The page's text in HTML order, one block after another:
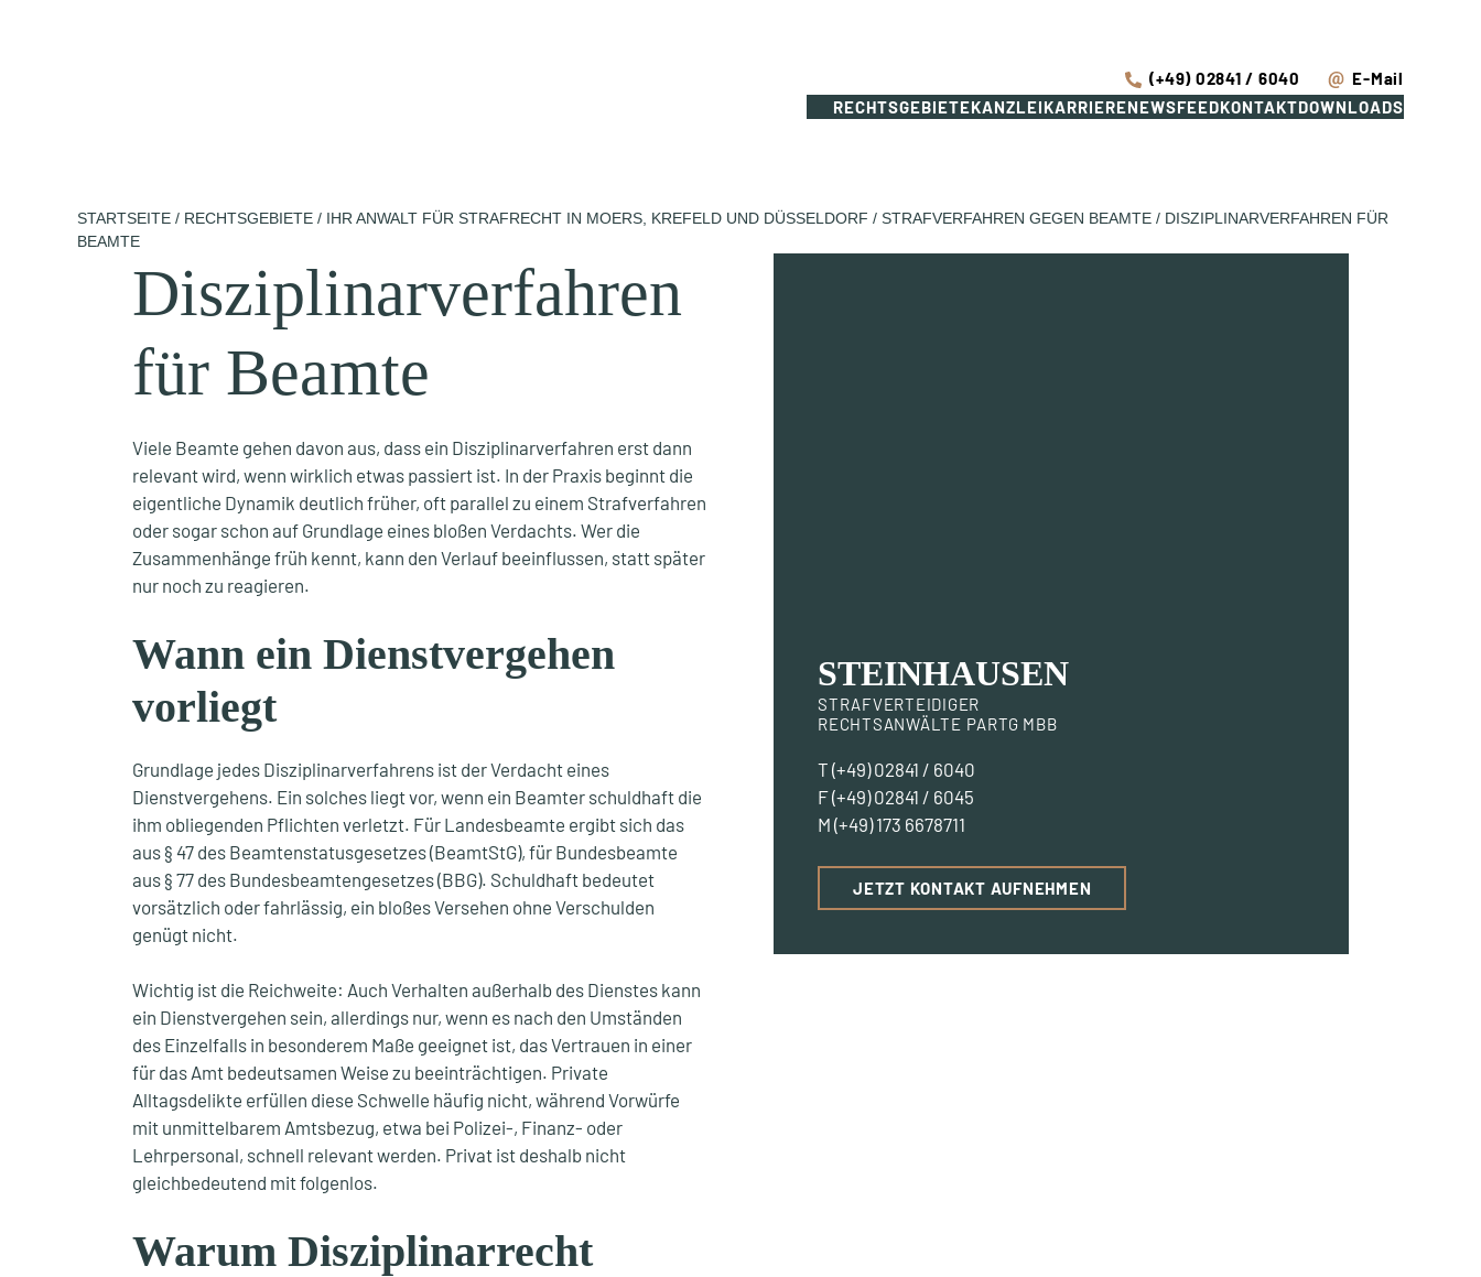
(+49) 02841 / 6040
E-Mail
RECHTSGEBIETEKANZLEIKARRIERENEWSFEEDKONTAKTDOWNLOADS
STARTSEITE / RECHTSGEBIETE / IHR ANWALT FÜR STRAFRECHT IN MOERS, KREFELD UND DÜSSELDORF / STRAFVERFAHREN GEGEN BEAMTE / DISZIPLINARVERFAHREN FÜR
BEAMTE
Disziplinarverfahren
für Beamte
Viele Beamte gehen davon aus, dass ein Disziplinarverfahren erst dann
relevant wird, wenn wirklich etwas passiert ist. In der Praxis beginnt die
eigentliche Dynamik deutlich früher, oft parallel zu einem Strafverfahren
oder sogar schon auf Grundlage eines bloßen Verdachts. Wer die
Zusammenhänge früh kennt, kann den Verlauf beeinflussen, statt später
nur noch zu reagieren.
Wann ein Dienstvergehen
vorliegt
Grundlage jedes Disziplinarverfahrens ist der Verdacht eines
Dienstvergehens. Ein solches liegt vor, wenn ein Beamter schuldhaft die
ihm obliegenden Pflichten verletzt. Für Landesbeamte ergibt sich das
aus § 47 des Beamtenstatusgesetzes (BeamtStG), für Bundesbeamte
aus § 77 des Bundesbeamtengesetzes (BBG). Schuldhaft bedeutet
vorsätzlich oder fahrlässig, ein bloßes Versehen ohne Verschulden
genügt nicht.
Wichtig ist die Reichweite: Auch Verhalten außerhalb des Dienstes kann
ein Dienstvergehen sein, allerdings nur, wenn es nach den Umständen
des Einzelfalls in besonderem Maße geeignet ist, das Vertrauen in einer
für das Amt bedeutsamen Weise zu beeinträchtigen. Private
Alltagsdelikte erfüllen diese Schwelle häufig nicht, während Vorwürfe
mit unmittelbarem Amtsbezug, etwa bei Polizei-, Finanz- oder
Lehrpersonal, schnell relevant werden. Privat ist deshalb nicht
gleichbedeutend mit folgenlos.
Warum Disziplinarrecht
STEINHAUSEN
STRAFVERTEIDIGER
RECHTSANWÄLTE PARTG MBB
T (+49) 02841 / 6040
F (+49) 02841 / 6045
M (+49) 173 6678711
JETZT KONTAKT AUFNEHMEN